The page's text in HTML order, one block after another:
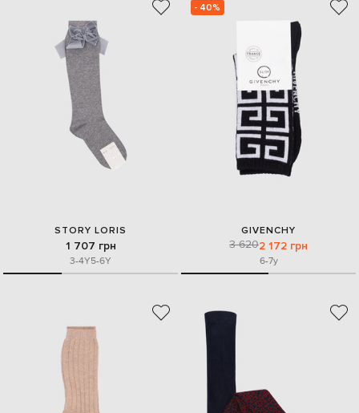
STORY LORIS
1 707 грн
3-4Y5-6Y
- 40%
GIVENCHY
3 6202 172 грн
6-7y